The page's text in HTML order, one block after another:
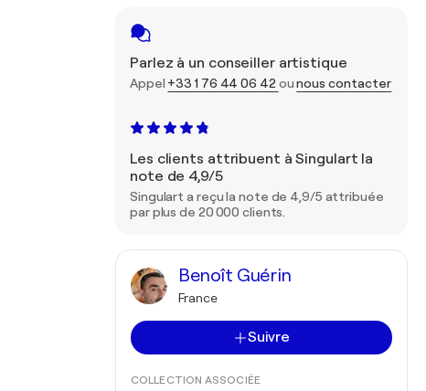
Parlez à un conseiller artistique
Appel +33 1 76 44 06 42 ounous contacter
Les clients attribuent à Singulart la
note de 4,9/5
Singulart a reçu la note de 4,9/5 attribuée
par plus de 20 000 clients.
Benoît Guérin
France
Suivre
COLLECTION ASSOCIÉE